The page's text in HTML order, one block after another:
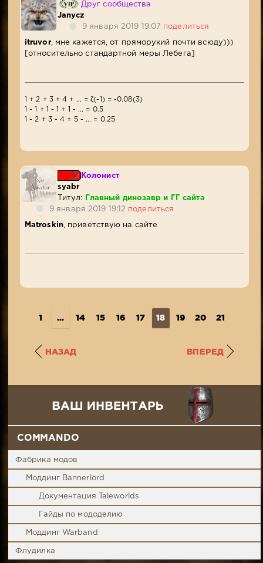
Друг сообщества
Janycz
9 января 2019 19:07 поделиться
itruvor, мне кажется, от пряморукий почти всюду)))
[относительно стандартной меры Лебега]
1 + 2 + 3 + 4 + ... = ζ(-1) = -0.08(3)
1 - 1 + 1 - 1 + 1 - ... = 0.5
1 - 2 + 3 - 4 + 5 - ... = 0.25
Колонист
syabr
Титул:
Главный динозавр и ГГ сайта
9 января 2019 19:12 поделиться
Matroskin, приветствую на сайте
1 ... 14 15 16 17 18 19 20 21
НАЗАД ВПЕРЕД
COMMANDO
Фабрика модов
Моддинг Bannerlord
Документация Taleworlds
Гайды по мододелию
Моддинг Warband
Флудилка